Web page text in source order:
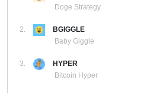
Doge Strategy
2.
BGIGGLE
Baby Giggle
3.
HYPER
Bitcoin Hyper